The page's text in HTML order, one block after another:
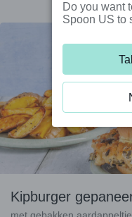
Kipburger
Do you want
Spoon US to